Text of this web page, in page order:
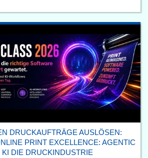
DRUCKAUFTRÄGE AUSLÖSEN:
PRINT EXCELLENCE: AGENTIC
KI DIE DRUCKINDUSTRIE